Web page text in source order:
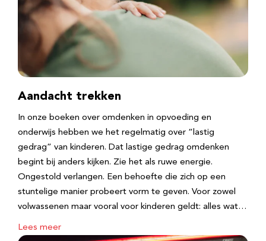
Aandacht trekken
In onze boeken over omdenken in opvoeding en
onderwijs hebben we het regelmatig over “lastig
gedrag” van kinderen. Dat lastige gedrag omdenken
begint bij anders kijken. Zie het als ruwe energie.
Ongestold verlangen. Een behoefte die zich op een
stuntelige manier probeert vorm te geven. Voor zowel
volwassenen maar vooral voor kinderen geldt: alles wat…
Lees meer